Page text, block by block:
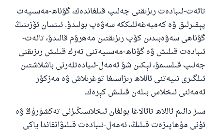
تائەت-ئىبادەت رىزىقنى جەلىپ قىلغاندەك، گۇناھ-مەسىيەت
پېقىرلىق ۋە كەمبەغەللىككە سەۋەپ بولىدۇ. ئىنسان ئۆزىنىڭ
گۇناھى سەۋەبىدىن كۆپ رىزىقتىن مەھرۇم قالىدۇ، تائەت-
ئىبادەت قىلىش ۋە گۇناھ-مەسىيەتنى تەرك قىلىش رىزىقنى
جەلىپ قىلسىمۇ، لېكىن شۇ ئەمەل-ئىبادەتلەرنى باشلاشتىن
ئىلگىرى نىيەتنى ئاللاھ رىزاسىغا توغرىلاش ۋە مەزكۇر
ئەمەلنى ئىخلاس بىلەن قىلىش كېرەك.
سىز دائىم ئاللاھ تائالاغا بولغان ئىخلاسىڭىزنى تەكشۈرۈڭ ۋە
ئۇنى مۇھاپىزەت قىلىڭ، ئەمەل-ئىبادەت قىلىۋاتقاندا ياكى
110845 - نومۇرلۇق سوئالنىڭ جاۋابى
ئائىلىنى ساقلاپ قالدى
ئۇممەتكە جاۋاپ بېرىشىمىزگە ياردەم قىلىڭ